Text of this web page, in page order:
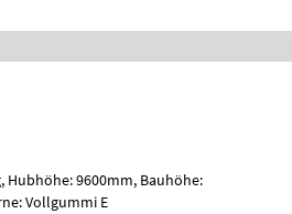
Neu, Bereifung vorne: Vollgummi E